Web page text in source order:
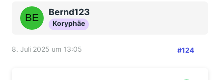
Bernd123
Koryphäe
8. Juli 2025 um 13:05 #124